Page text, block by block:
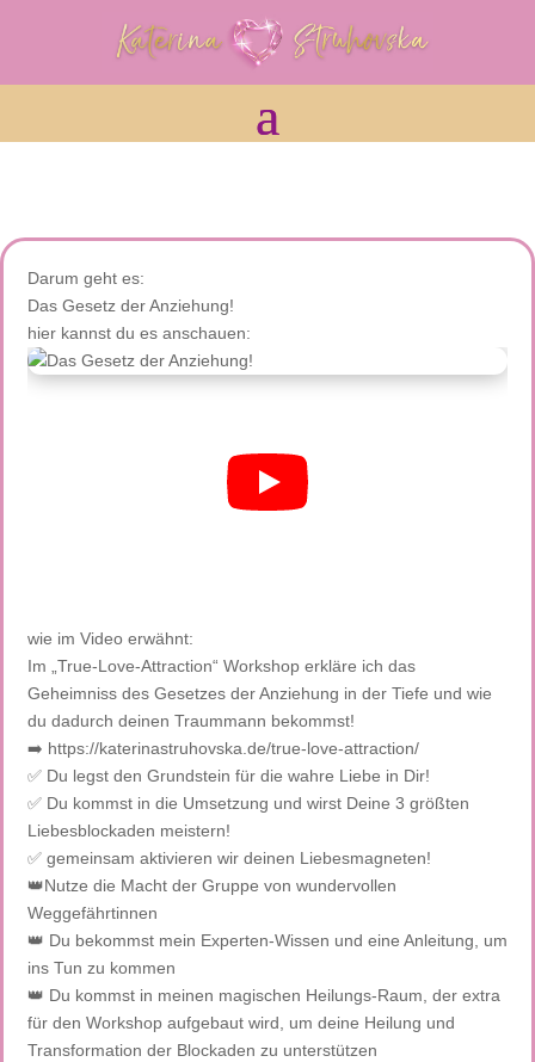
Darum geht es:
Das Gesetz der Anziehung!
hier kannst du es anschauen:
wie im Video erwähnt:
Im „True-Love-Attraction“ Workshop erkläre ich das
Geheimniss des Gesetzes der Anziehung in der Tiefe und wie
du dadurch deinen Traummann bekommst!
➡️ https://katerinastruhovska.de/true-love-attraction/
✅ Du legst den Grundstein für die wahre Liebe in Dir!
✅ Du kommst in die Umsetzung und wirst Deine 3 größten
Liebesblockaden meistern!
✅ gemeinsam aktivieren wir deinen Liebesmagneten!
👑Nutze die Macht der Gruppe von wundervollen
Weggefährtinnen
👑 Du bekommst mein Experten-Wissen und eine Anleitung, um
ins Tun zu kommen
👑 Du kommst in meinen magischen Heilungs-Raum, der extra
für den Workshop aufgebaut wird, um deine Heilung und
Transformation der Blockaden zu unterstützen